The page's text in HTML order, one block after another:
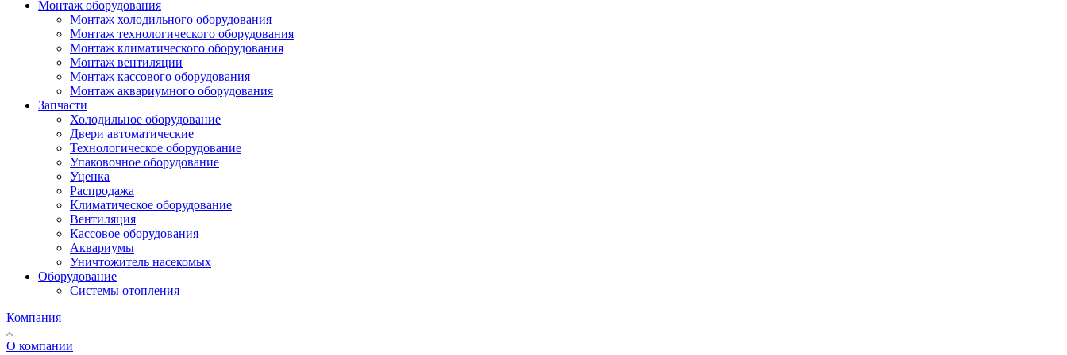
Монтаж оборудования
Монтаж холодильного оборудования
Монтаж технологического оборудования
Монтаж климатического оборудования
Монтаж вентиляции
Монтаж кассового оборудования
Монтаж аквариумного оборудования
Запчасти
Холодильное оборудование
Двери автоматические
Технологическое оборудование
Упаковочное оборудование
Уценка
Распродажа
Климатическое оборудование
Вентиляция
Кассовое оборудования
Аквариумы
Уничтожитель насекомых
Оборудование
Системы отопления
Компания
О компании